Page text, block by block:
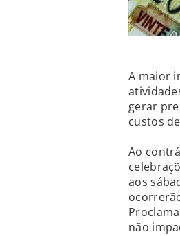
A maior
gerar
custos
Ao
aos
não